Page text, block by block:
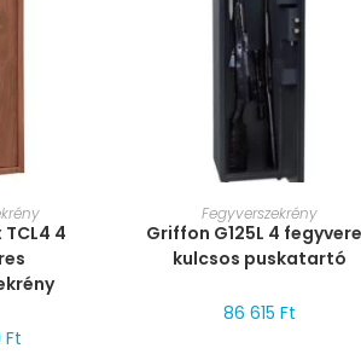
4
Ft
MÉRET VÁLASZTÁSA
Fegyverszekrény
Griffon G125L 4
kulcsos puskatartó
86 615 Ft